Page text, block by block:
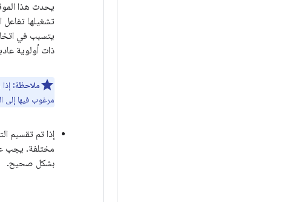
تشغيلها
ذات أولوية
ملاحظة:
مرغوب فيها إلى
إذا تم تقسيم
مختلفة. يجب
بشكل صحيح.